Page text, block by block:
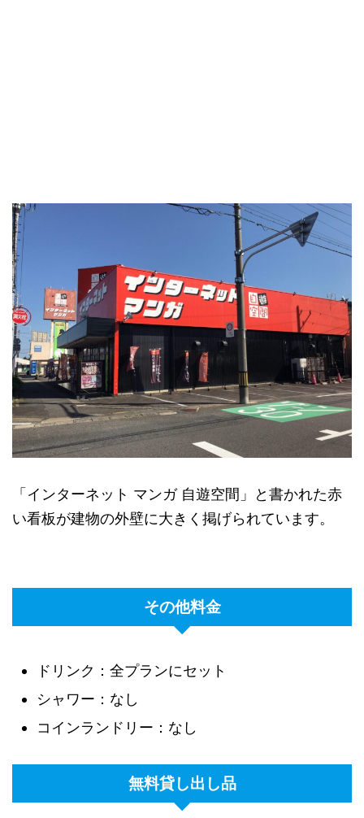
「インターネット マンガ 自遊空間」と書かれた赤
い看板が建物の外壁に大きく掲げられています。
その他料金
ドリンク：全プランにセット
シャワー：なし
コインランドリー：なし
無料貸し出し品